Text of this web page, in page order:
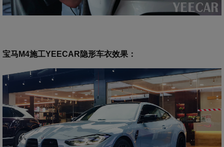
宝马M4施工YEECAR隐形车衣效果 ：